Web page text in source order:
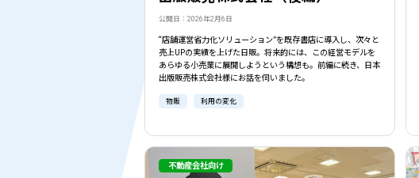
公開日：2026年2月6日
“店舗運営省力化ソリューション”を既存書店に導入し、次々と
売上UPの実績を上げた日販。将来的には、この経営モデルを
あらゆる小売業に展開しようという構想も。前編に続き、日本
出版販売株式会社様にお話を伺いました。
物販 利用の変化
不動産会社向け